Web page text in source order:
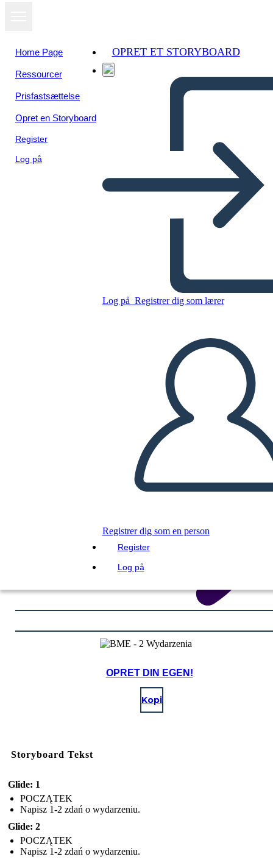
Home Page
Ressourcer
Prisfastsættelse
Opret en Storyboard
Register
Log på
OPRET ET STORYBOARD
Log på Registrer dig som lærer
Registrer dig som en person
Register
Log på
Kopier dette storyboard
LÆS FOR MIG
OPRET DIN EGEN!
Kopi
Storyboard Tekst
Glide: 1
POCZĄTEK
Napisz 1-2 zdań o wydarzeniu.
Glide: 2
POCZĄTEK
Napisz 1-2 zdań o wydarzeniu.